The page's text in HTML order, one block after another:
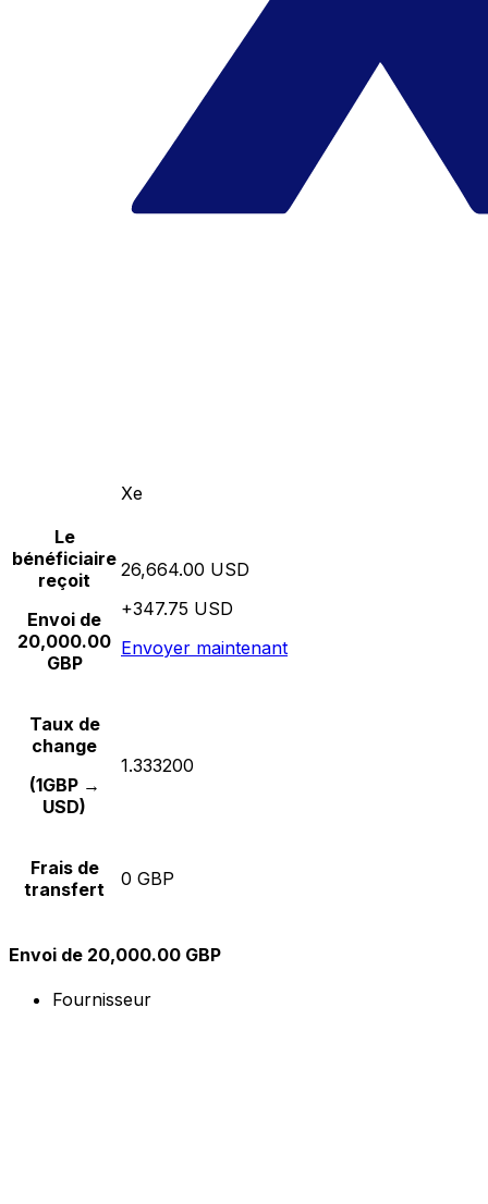
Xe
Le
bénéficiaire
reçoit
Envoi de
20,000.00
GBP
26,664.00 USD
+347.75 USD
Envoyer maintenant
Taux de
change
(1GBP →
USD)
1.333200
Frais de
transfert
0 GBP
Envoi de 20,000.00 GBP
Fournisseur